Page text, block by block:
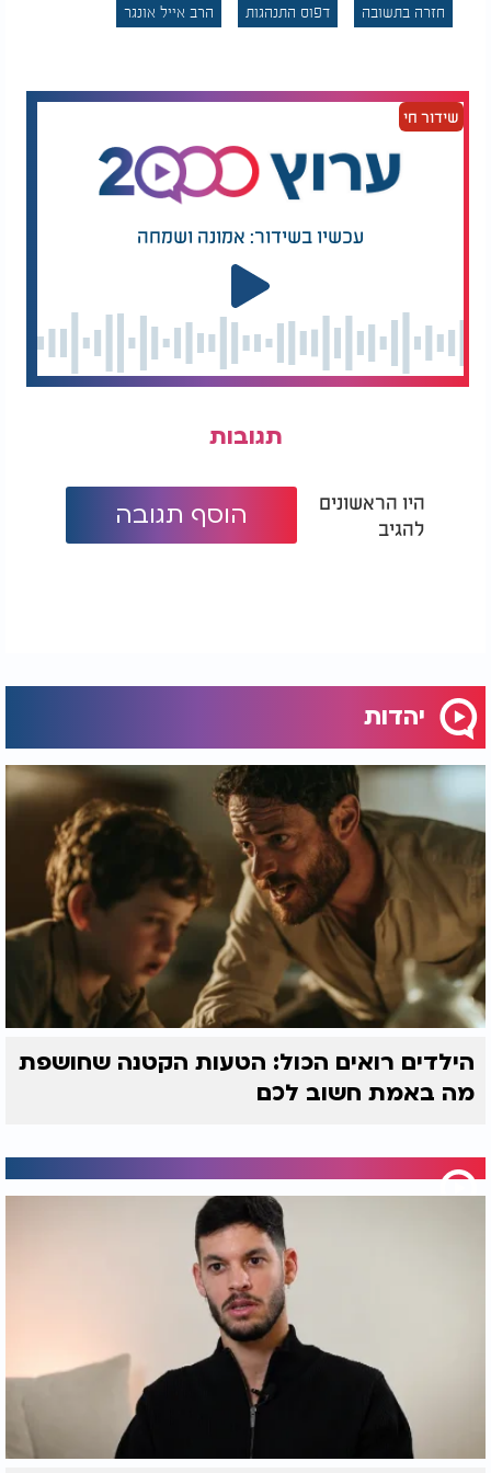
איסור טכני, זו הגדרה של חוק רוחני בנפש האדם: אי
נבנה בשגרה, בעקביות, בעבודה שקטה. הטעות היא
לחשוב שהמטרה היא לחיות רק ב"קודש", אבל לא כל
האמת היא: ה"קודש" נועד להאיר, אבל ה"חול" נועד
לקודש בלי הכנה ובלי גבול.
הגישה הבריאה היא "נכנס בשלום ויצא בשלום". נכנס
האדם אל ההתלהבות האורות בשלום ויוצא בשלום.
נכנס בשלום, כשהוא נכנס לרגעי שיא המטרה והתודעה
היא "בשלום", לחבר בין ההתלהבות לשגרת המעשים.
אבל מי שבונה שגרה, האור נשאר אצלו.
חזרה בתשובה דפוס התנהגות הרב אייל אונגר
שידור חי
עכשיו בשידור: אמונה ושמחה
תגובות
היו הראשונים
להגיב
הוסף תגובה
יהדות
הילדים רואים הכול: הטעות הקטנה שחושפת
מה באמת חשוב לכם